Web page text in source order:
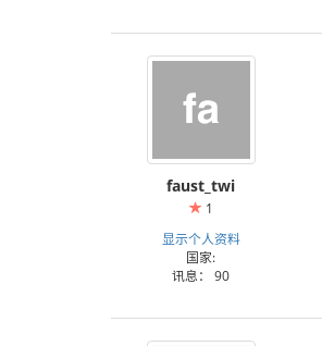
faust_twi
1
显示个人资料
国家:
讯息： 90